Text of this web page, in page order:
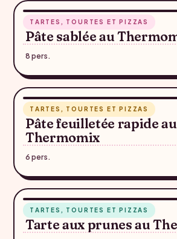
TARTES, TOURTES ET PIZZAS
Pâte sablée au
8 pers.
TARTES, TOURTES ET PIZZAS
Pâte feuilletée rapide au
Thermomix
6 pers.
TARTES, TOURTES ET PIZZAS
Tarte aux prunes au